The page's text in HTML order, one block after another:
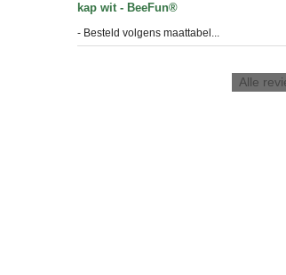
kap wit - BeeFun®
- Besteld volgens maattabel...
Alle